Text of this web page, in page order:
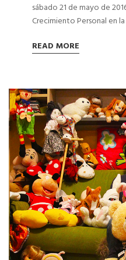
sábado 21 de mayo de
Crecimiento Personal en
READ MORE